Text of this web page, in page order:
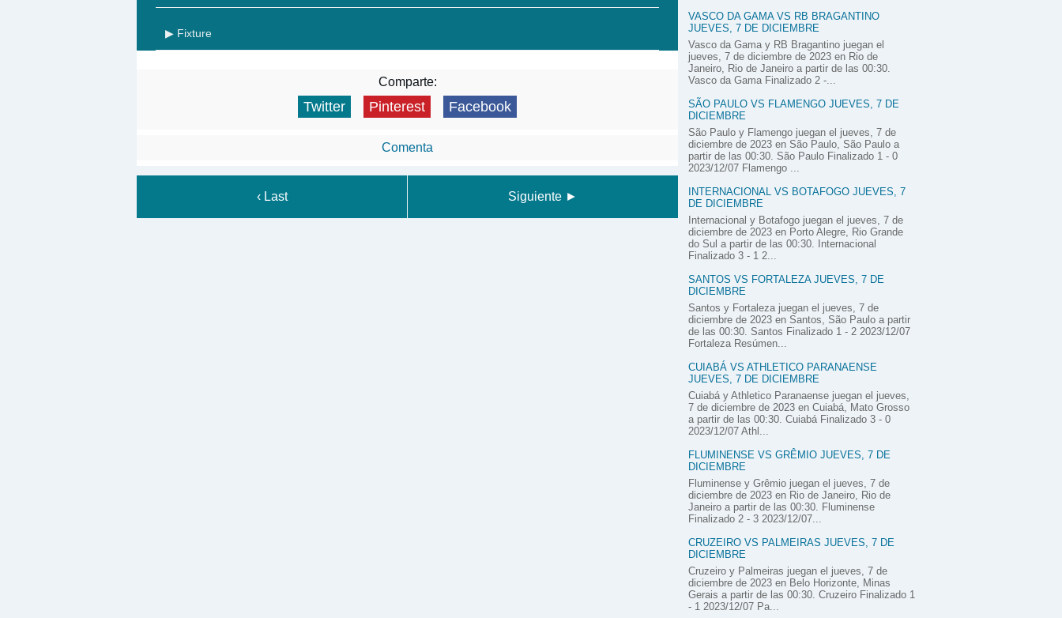
▶ Fixture
Comparte:
Twitter Pinterest Facebook
Comenta
‹ Last Siguiente ►
VASCO DA GAMA VS RB BRAGANTINO
JUEVES, 7 DE DICIEMBRE
Vasco da Gama y RB Bragantino juegan el
jueves, 7 de diciembre de 2023 en Rio de
Janeiro, Rio de Janeiro a partir de las 00:30.
Vasco da Gama Finalizado 2 -...
SÃO PAULO VS FLAMENGO JUEVES, 7 DE
DICIEMBRE
São Paulo y Flamengo juegan el jueves, 7 de
diciembre de 2023 en São Paulo, São Paulo a
partir de las 00:30. São Paulo Finalizado 1 - 0
2023/12/07 Flamengo ...
INTERNACIONAL VS BOTAFOGO JUEVES, 7
DE DICIEMBRE
Internacional y Botafogo juegan el jueves, 7 de
diciembre de 2023 en Porto Alegre, Rio Grande
do Sul a partir de las 00:30. Internacional
Finalizado 3 - 1 2...
SANTOS VS FORTALEZA JUEVES, 7 DE
DICIEMBRE
Santos y Fortaleza juegan el jueves, 7 de
diciembre de 2023 en Santos, São Paulo a partir
de las 00:30. Santos Finalizado 1 - 2 2023/12/07
Fortaleza Resúmen...
CUIABÁ VS ATHLETICO PARANAENSE
JUEVES, 7 DE DICIEMBRE
Cuiabá y Athletico Paranaense juegan el jueves,
7 de diciembre de 2023 en Cuiabá, Mato Grosso
a partir de las 00:30. Cuiabá Finalizado 3 - 0
2023/12/07 Athl...
FLUMINENSE VS GRÊMIO JUEVES, 7 DE
DICIEMBRE
Fluminense y Grêmio juegan el jueves, 7 de
diciembre de 2023 en Rio de Janeiro, Rio de
Janeiro a partir de las 00:30. Fluminense
Finalizado 2 - 3 2023/12/07...
CRUZEIRO VS PALMEIRAS JUEVES, 7 DE
DICIEMBRE
Cruzeiro y Palmeiras juegan el jueves, 7 de
diciembre de 2023 en Belo Horizonte, Minas
Gerais a partir de las 00:30. Cruzeiro Finalizado 1
- 1 2023/12/07 Pa...